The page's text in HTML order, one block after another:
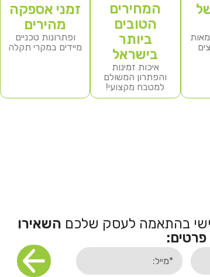
המחירים
הטובים
ביותר
בישראל
איכות זמינות
והפתרון המשולם
למטבח מקצועי!
זמני אספקה
מהירים
ופתרונות טכניים
מיידים במקרי תקלה
בהתאמה לעסק שלכם השאירו
פרטים: